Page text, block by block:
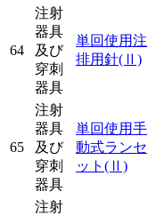
64
注射
器具
及び
穿刺
器具
単回使用注
排用針(Ⅱ)
65
注射
器具
及び
穿刺
器具
単回使用手
動式ランセ
ット (Ⅱ)
注射